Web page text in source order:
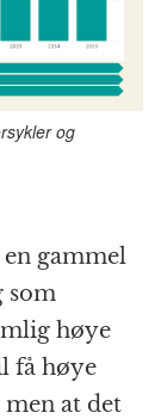
og
gammel
som
høye
få høye
men at det